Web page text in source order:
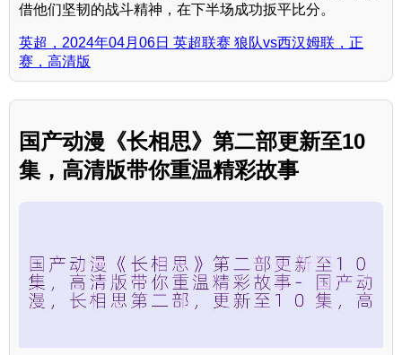
借他们坚韧的战斗精神，在下半场成功扳平比分。
英超，2024年04月06日 英超联赛 狼队vs西汉姆联，正
赛，高清版
国产动漫《长相思》第二部更新至10
集，高清版带你重温精彩故事